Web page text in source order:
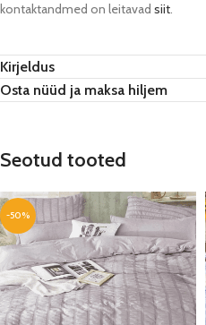
kontaktandmed on leitavad siit.
Kirjeldus
Osta nüüd ja maksa hiljem
Seotud tooted
-50%